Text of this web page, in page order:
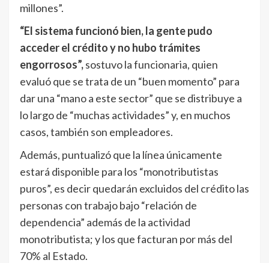
millones”.
“El sistema funcionó bien, la gente pudo
acceder el crédito y no hubo trámites
engorrosos”,sostuvo la funcionaria, quien
evaluó que se trata de un “buen momento” para
dar una “mano a este sector” que se distribuye a
lo largo de “muchas actividades” y, en muchos
casos, también son empleadores.
Además, puntualizó que la línea únicamente
estará disponible para los “monotributistas
puros”, es decir quedarán excluidos del crédito las
personas con trabajo bajo “relación de
dependencia” además de la actividad
monotributista; y los que facturan por más del
70% al Estado.